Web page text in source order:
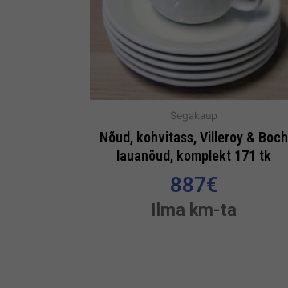
Segakaup
Nõud, kohvitass, Villeroy & Boch
lauanõud, komplekt 171 tk
887€
Ilma km-ta